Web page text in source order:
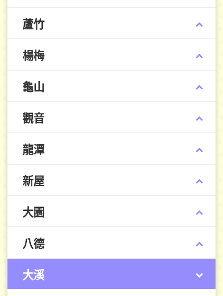
蘆竹
楊梅
龜山
觀音
龍潭
新屋
大園
八德
大溪